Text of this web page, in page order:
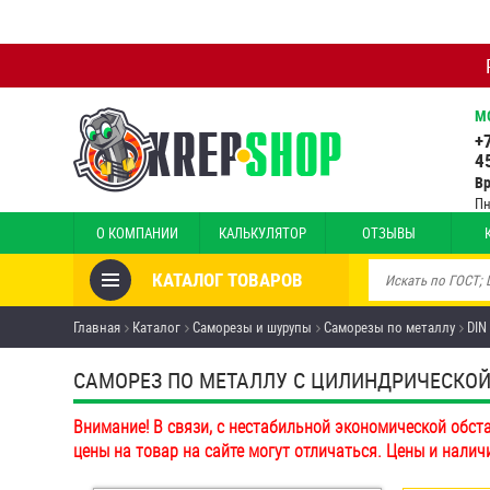
О КОМПАНИИ КАЛЬКУЛЯТОР ОТЗЫВЫ
КАТАЛОГ ТОВАРОВ
Товары со скидкой
Анкеры
Антивандальный крепёж,
инструмент
Болты и винты
Главная Каталог Саморезы и шурупы Саморезы по металлу
САМОРЕЗ ПО МЕТАЛЛУ С
Внимание! В связи, с нестабильной экономической
цены на товар на сайте могут отличаться. Цены и